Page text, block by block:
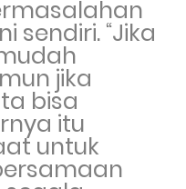
“Jika
jika
bisa
itu
untuk